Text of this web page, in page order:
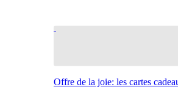
Offre de la joie: les cartes